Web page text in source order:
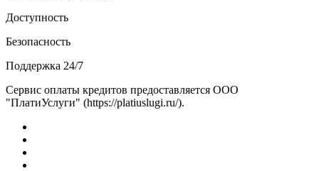
Доступность
Безопасность
Поддержка 24/7
Сервис оплаты кредитов предоставляется ООО
"ПлатиУслуги" (https://platiuslugi.ru/).